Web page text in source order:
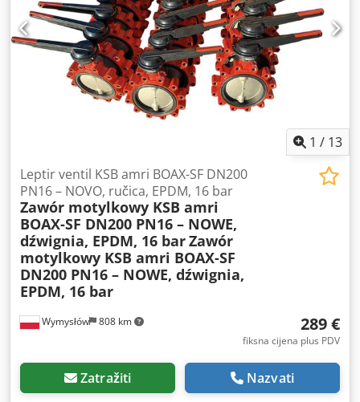
1 / 13
Wymysłów 808 km
Leptir ventil KSB amri BOAX-SF DN200
PN16 – NOVO, ručica, EPDM, 16 bar
Zawór motylkowy KSB amri
BOAX-SF DN200 PN16 – NOWE,
dźwignia, EPDM, 16 barZawór
motylkowy KSB amri BOAX-SF
DN200 PN16 – NOWE, dźwignia,
EPDM, 16 bar
289 €
fiksna cijena plus PDV
Zatražiti Nazvati